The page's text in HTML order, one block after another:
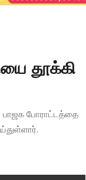
தூக்கி
பாஜக போராட்டத்தை